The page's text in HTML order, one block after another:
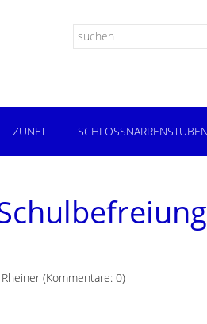
ZUNFT SCHLOSSNARRENSTUBEN
(Kommentare: 0)